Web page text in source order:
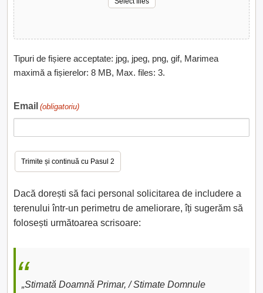
Tipuri de fișiere acceptate: jpg, jpeg, png, gif, Marimea
maximă a fișierelor: 8 MB, Max. files: 3.
Email (obligatoriu)
Dacă dorești să faci personal solicitarea de includere a
terenului într-un perimetru de ameliorare, îți sugerăm să
folosești următoarea scrisoare:
„Stimată Doamnă Primar, / Stimate Domnule